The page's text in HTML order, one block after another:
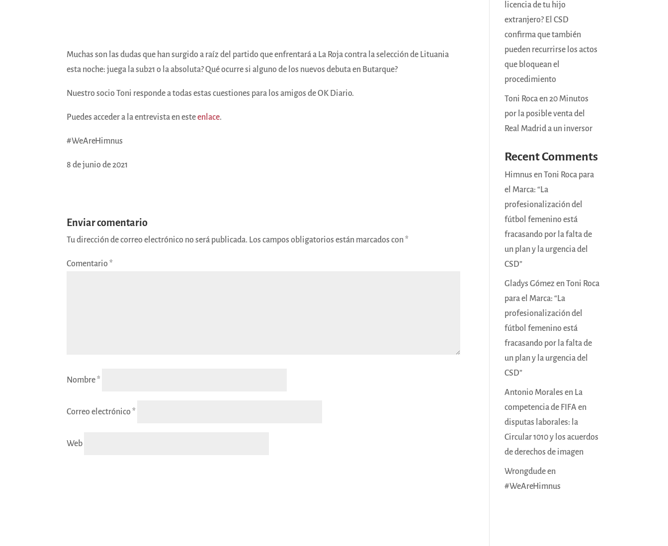
Muchas son las dudas que han surgido a raíz del partido que enfrentará a La Roja contra la selección de Lituania
esta noche: juega la sub21 o la absoluta? Qué ocurre si alguno de los nuevos debuta en Butarque?
Nuestro socio Toni responde a todas estas cuestiones para los amigos de OK Diario.
Puedes acceder a la entrevista en esteenlace.
#WeAreHimnus
8 de junio de 2021
Enviar comentario
Tu dirección de correo electrónico no será publicada. Los campos obligatorios están marcados con*
Comentario*
Nombre*
Correo electrónico*
Web
licencia de tu hijo
extranjero? El CSD
confirma que también
pueden recurrirse los actos
que bloquean el
procedimiento
Toni Roca en 20 Minutos
por la posible venta del
Real Madrid a un inversor
Recent Comments
Himnus enToni Roca para
el Marca: “La
profesionalización del
fútbol femenino está
fracasando por la falta de
un plan y la urgencia del
CSD”
Gladys Gómez enToni Roca
para el Marca: “La
profesionalización del
fútbol femenino está
fracasando por la falta de
un plan y la urgencia del
CSD”
Antonio Morales en La
competencia de FIFA en
disputas laborales: la
Circular 1010 y los acuerdos
de derechos de imagen
Wrongdudeen
#WeAreHimnus